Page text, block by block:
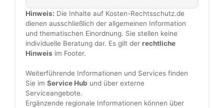
Hinweis: Die Inhalte auf Kosten-Rechtsschutz.de
dienen ausschließlich der allgemeinen Information
und thematischen Einordnung. Sie stellen keine
individuelle Beratung dar. Es gilt der rechtliche
Hinweis im Footer.
Weiterführende Informationen und Services finden
Sie im Service Hub und über externe
Serviceangebote.
Ergänzende regionale Informationen können über